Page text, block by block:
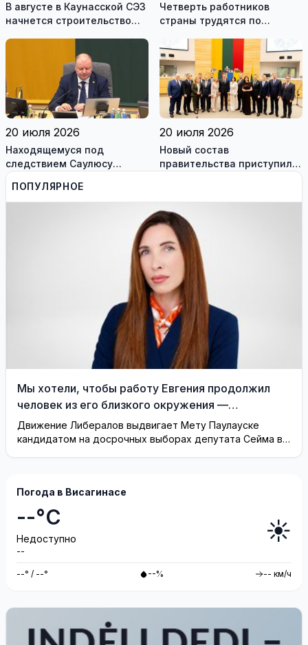
В августе в Каунасской СЭЗ
начнется строительство
Четверть работников
страны трудятся по
это выгодно и
сотрудникам, и
работодателям
20 июля 2026
Находящемуся под
следствием Саулюсу
Сквернялису временно
разрешили выехать за
границу
20 июля 2026
Новый состав
правительства приступил к
ПОПУЛЯРНОЕ
Мы хотели, чтобы работу Евгения продолжил
человек из его близкого окружения —
Висагинское отделение Либерального движения
Движение Либералов выдвигает Мету Паулауске
кандидатом на досрочных выборах депутата Сейма в
Погода в Висагинасе
--°C
Недоступно
--
☀️
--° / --° --% -- км/ч